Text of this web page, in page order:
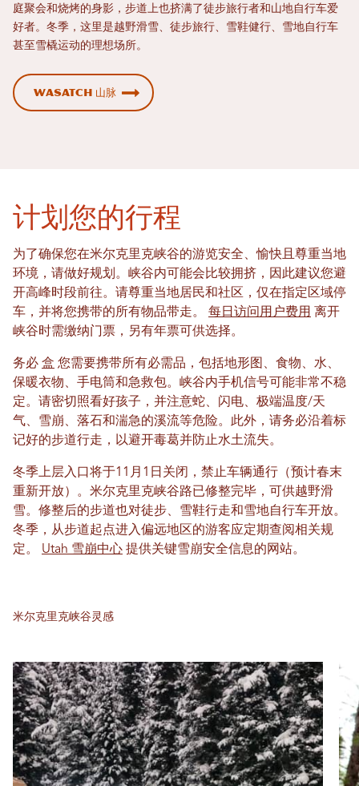
庭聚会和烧烤的身影，步道上也挤满了徒步旅行者和山地自行车爱
好者。冬季，这里是越野滑雪、徒步旅行、雪鞋健行、雪地自行车
甚至雪橇运动的理想场所。
Wasatch 山脉
计划您的行程
为了确保您在米尔克里克峡谷的游览安全、愉快且尊重当地
环境，请做好规划。峡谷内可能会比较拥挤，因此建议您避
开高峰时段前往。请尊重当地居民和社区，仅在指定区域停
车，并将您携带的所有物品带走。 每日访问用户费用 离开
峡谷时需缴纳门票，另有年票可供选择。
务必 盒 您需要携带所有必需品，包括地形图、食物、水、
保暖衣物、手电筒和急救包。峡谷内手机信号可能非常不稳
定。请密切照看好孩子，并注意蛇、闪电、极端温度/天
气、雪崩、落石和湍急的溪流等危险。此外，请务必沿着标
记好的步道行走，以避开毒葛并防止水土流失。
冬季上层入口将于11月1日关闭，禁止车辆通行（预计春末
重新开放）。米尔克里克峡谷路已修整完毕，可供越野滑
雪。修整后的步道也对徒步、雪鞋行走和雪地自行车开放。
冬季，从步道起点进入偏远地区的游客应定期查阅相关规
定。 Utah 雪崩中心 提供关键雪崩安全信息的网站。
米尔克里克峡谷灵感